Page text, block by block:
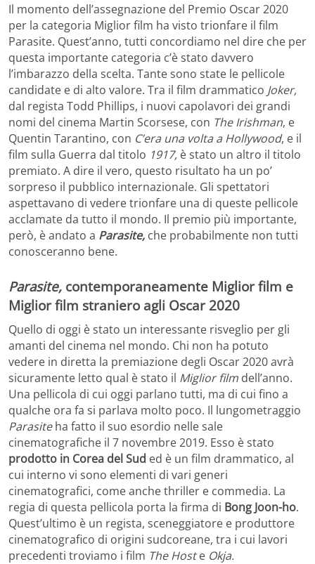
Il momento dell’assegnazione del Premio Oscar 2020
per la categoria Miglior film ha visto trionfare il film
Parasite. Quest’anno, tutti concordiamo nel dire che per
questa importante categoria c’è stato davvero
l’imbarazzo della scelta. Tante sono state le pellicole
candidate e di alto valore. Tra il film drammatico Joker,
dal regista Todd Phillips, i nuovi capolavori dei grandi
nomi del cinema Martin Scorsese, con The Irishman, e
Quentin Tarantino, con C’era una volta a Hollywood, e il
film sulla Guerra dal titolo 1917, è stato un altro il titolo
premiato. A dire il vero, questo risultato ha un po’
sorpreso il pubblico internazionale. Gli spettatori
aspettavano di vedere trionfare una di queste pellicole
acclamate da tutto il mondo. Il premio più importante,
però, è andato a Parasite, che probabilmente non tutti
conosceranno bene.
Parasite, contemporaneamente Miglior film e
Miglior film straniero agli Oscar 2020
Quello di oggi è stato un interessante risveglio per gli
amanti del cinema nel mondo. Chi non ha potuto
vedere in diretta la premiazione degli Oscar 2020 avrà
sicuramente letto qual è stato il Miglior film dell’anno.
Una pellicola di cui oggi parlano tutti, ma di cui fino a
qualche ora fa si parlava molto poco. Il lungometraggio
Parasiteha fatto il suo esordio nelle sale
cinematografiche il 7 novembre 2019. Esso è stato
prodotto in Corea del Sud ed è un film drammatico, al
cui interno vi sono elementi di vari generi
cinematografici, come anche thriller e commedia. La
regia di questa pellicola porta la firma di Bong Joon-ho.
Quest’ultimo è un regista, sceneggiatore e produttore
cinematografico di origini sudcoreane, tra i cui lavori
precedenti troviamo i film The Hoste Okja.